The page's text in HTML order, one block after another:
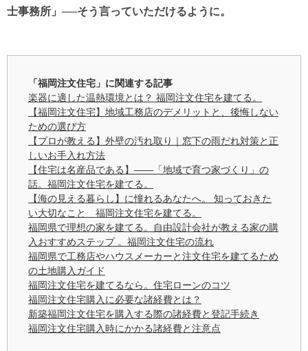
士事務所」──そう言っていただけるように。
「福岡注文住宅」に関連する記事
楽器に適した温熱環境とは？ 福岡注文住宅を建てる。
【福岡注文住宅】地域工務店のデメリットと、後悔しない
ための選び方
【プロが教える】外壁の汚れ取り｜窓下の雨だれ対策と正
しいお手入れ方法
【住宅は名産品である】——「地域で育つ家づくり」の
話。福岡注文住宅を建てる。
【海の見える暮らし】に憧れるあなたへ。 知っておきた
い大切なこと 福岡注文住宅を建てる。
福岡県で理想の家を建てる。自由設計会社が教える家の購
入おすすめステップ 。福岡注文住宅の流れ
福岡県で工務店やハウスメーカーと注文住宅を建てるため
の土地購入ガイド
福岡注文住宅を建てるなら。住宅ローンのコツ
福岡注文住宅購入に必要な諸経費とは？
新築福岡注文住宅を購入する際の諸経費と登記手続き
福岡注文住宅購入時にかかる諸経費と注意点